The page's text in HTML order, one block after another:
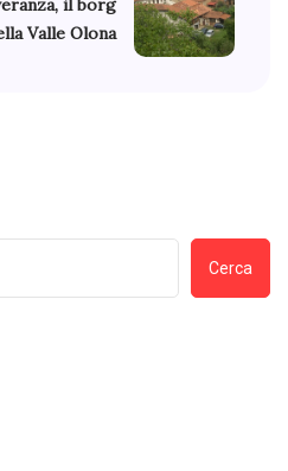
il borg
Valle Olona
Cerca